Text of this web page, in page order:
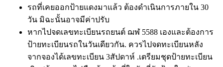
รถที่เคยออกป้ายแดงมาแล้ว ต้องดำเนินการภายใน 30
วัน มิฉะนั้นอาจมีค่าปรับ
หากไปจดเลขทะเบียนรถยนต์ ฌฬ 5588 เองและต้องการ
ป้ายทะเบียนรถในวันเดียวกัน. ควรไปจดทะเบียนหลัง
จากจองได้เลขทะเบียน 3สัปดาห์ .เตรียมชุดป้ายทะเบียน